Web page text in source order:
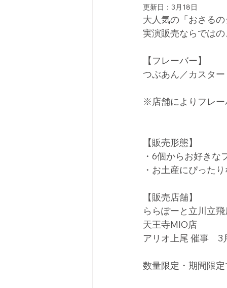
福袋 さつま芋
更新日： 3月18日
大人気の「おさる
実演販売ならでは
【フレーバー】
つぶあん／カスタ
※店舗によりフレー
【販売形態】
・6個からお好き
・お土産にぴった
【販売店舗】
ららぽーと立川立
天王寺MIO店
アリオ上尾 催事　3
数量限定・期間限定